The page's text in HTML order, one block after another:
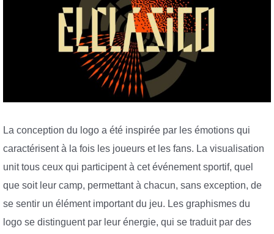
La conception du logo a été inspirée par les émotions qui
caractérisent à la fois les joueurs et les fans. La visualisation
unit tous ceux qui participent à cet événement sportif, quel
que soit leur camp, permettant à chacun, sans exception, de
se sentir un élément important du jeu. Les graphismes du
logo se distinguent par leur énergie, qui se traduit par des